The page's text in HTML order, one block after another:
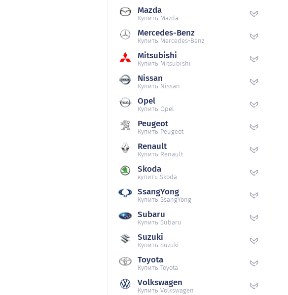
Mazda
Купить Mazda
Mercedes-Benz
Купить Mercedes-Benz
Mitsubishi
Купить Mitsubishi
Nissan
Купить Nissan
Opel
Купить Opel
Peugeot
Купить Peugeot
Renault
Купить Renault
Skoda
купить Skoda
SsangYong
Купить SsangYong
Subaru
Купить Subaru
Suzuki
Купить Suzuki
Toyota
Купить Toyota
Volkswagen
Купить Volkswagen